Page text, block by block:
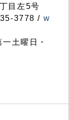
目左5号
3778 / w
土曜日・